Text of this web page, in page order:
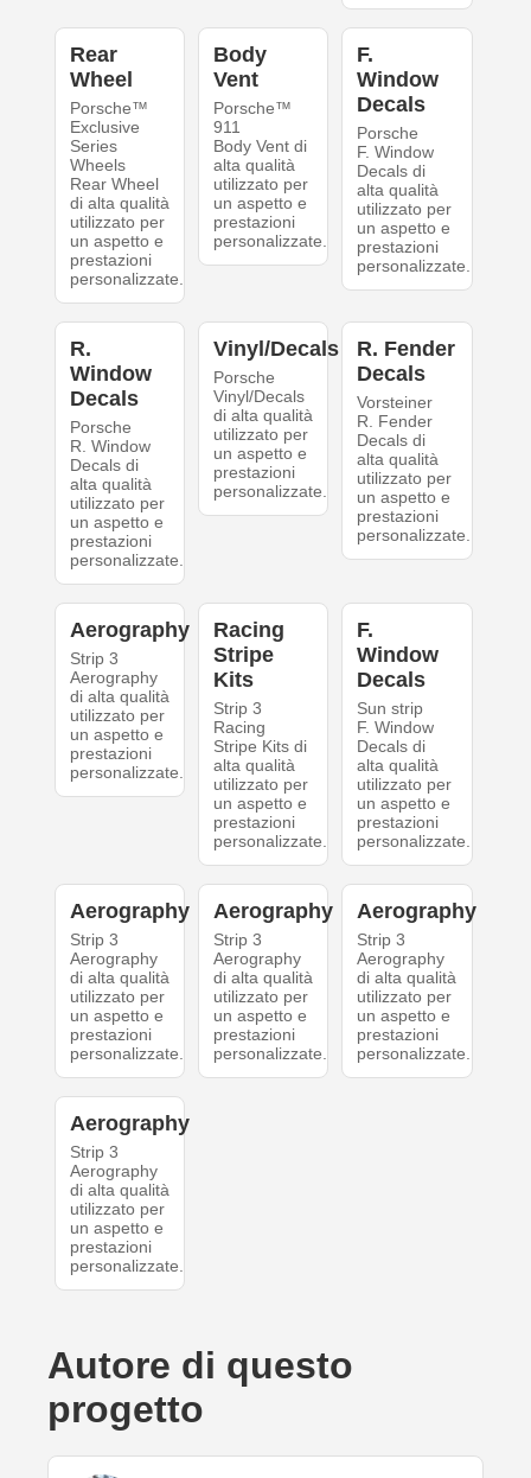
Rear
Wheel
Porsche™
Exclusive
Series
Wheels
Rear Wheel
di alta qualità
utilizzato per
un aspetto e
prestazioni
personalizzate.
Body
Vent
Porsche™
911
Body Vent di
alta qualità
utilizzato per
un aspetto e
prestazioni
personalizzate.
F.
Window
Decals
Porsche
F. Window
Decals di
alta qualità
utilizzato per
un aspetto e
prestazioni
personalizzate.
R.
Window
Decals
Porsche
R. Window
Decals di
alta qualità
utilizzato per
un aspetto e
prestazioni
personalizzate.
Vinyl/Decals
Porsche
Vinyl/Decals
di alta qualità
utilizzato per
un aspetto e
prestazioni
personalizzate.
R. Fender
Decals
Vorsteiner
R. Fender
Decals di
alta qualità
utilizzato per
un aspetto e
prestazioni
personalizzate.
Aerography
Strip 3
Aerography
di alta qualità
utilizzato per
un aspetto e
prestazioni
personalizzate.
Racing
Stripe
Kits
Strip 3
Racing
Stripe Kits di
alta qualità
utilizzato per
un aspetto e
prestazioni
personalizzate.
F.
Window
Decals
Sun strip
F. Window
Decals di
alta qualità
utilizzato per
un aspetto e
prestazioni
personalizzate.
Aerography
Strip 3
Aerography
di alta qualità
utilizzato per
un aspetto e
prestazioni
personalizzate.
Aerography
Strip 3
Aerography
di alta qualità
utilizzato per
un aspetto e
prestazioni
personalizzate.
Aerography
Strip 3
Aerography
di alta qualità
utilizzato per
un aspetto e
prestazioni
personalizzate.
Aerography
Strip 3
Aerography
di alta qualità
utilizzato per
un aspetto e
prestazioni
personalizzate.
Autore di questo
progetto